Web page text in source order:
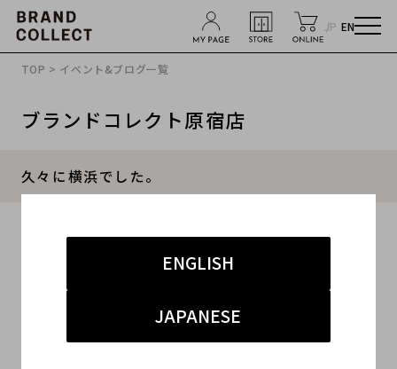
JP EN
ENGLISH
JAPANESE
TOP > イベント&ブログ一覧
ブランドコレクト原宿店
久々に横浜でした。
#アウター #インナー
みなさん、こんばんわ。
ゴールデンウィークもピークを迎えましたね。